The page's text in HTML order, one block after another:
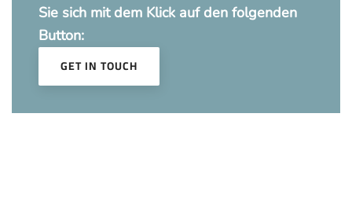
Sie sich mit dem Klick auf den folgenden
Button:
GET IN TOUCH